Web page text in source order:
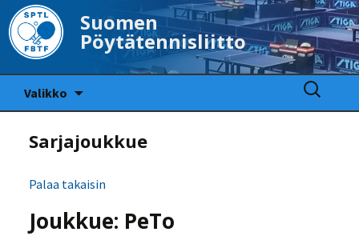
Suomen
Pöytätennisliitto
Valikko
Haku:
Sarjajoukkue
Palaa takaisin
Joukkue: PeTo